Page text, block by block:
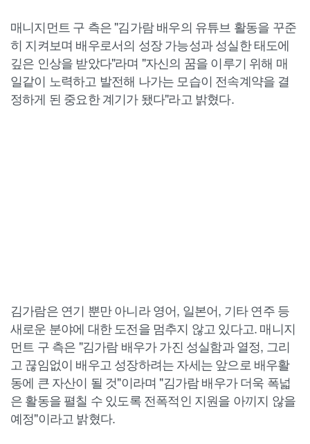
매니지먼트 구 측은 "김가람 배우의 유튜브 활동을 꾸준
히 지켜보며 배우로서의 성장 가능성과 성실한 태도에
깊은 인상을 받았다"라며 "자신의 꿈을 이루기 위해 매
일같이 노력하고 발전해 나가는 모습이 전속계약을 결
정하게 된 중요한 계기가 됐다"라고 밝혔다.
김가람은 연기 뿐만 아니라 영어, 일본어, 기타 연주 등
새로운 분야에 대한 도전을 멈추지 않고 있다고. 매니지
먼트 구 측은 "김가람 배우가 가진 성실함과 열정, 그리
고 끊임없이 배우고 성장하려는 자세는 앞으로 배우활
동에 큰 자산이 될 것"이라며 "김가람 배우가 더욱 폭넓
은 활동을 펼칠 수 있도록 전폭적인 지원을 아끼지 않을
예정"이라고 밝혔다.